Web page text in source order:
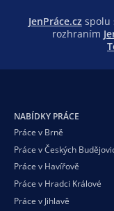
JenPráce.cz spolu
rozhraním
NABÍDKY PRÁCE
Práce v Brně
Práce v Českých
Práce v Havířově
Práce v Hradci Králové
Práce v Jihlavě